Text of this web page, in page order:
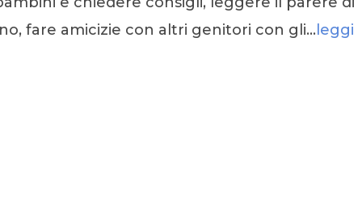
fare amicizie con altri genitori con gli… leggi